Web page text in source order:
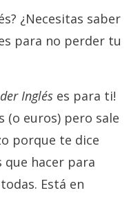
¿Necesitas saber
para no perder tu
Inglés es para ti!
(o euros) pero sale
porque te dice
hacer para
Está en